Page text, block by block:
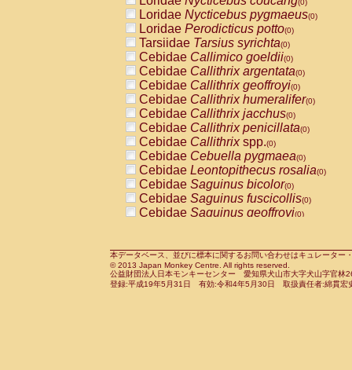
PitheciidaeCacajao calvus
PitheciidaeCallicebus cupreus
PitheciidaeCallicebus donacophilus
PitheciidaeCallicebus moloch
PitheciidaeCallicebus torquatus
PitheciidaeCallicebusspp.(0)
PitheciidaeChiropotes satanas(0)
PitheciidaePithecia monachus
PitheciidaePithecia pithecia(0)
CercopithecidaeCercocebus agilis
CercopithecidaeCercocebus
CercopithecidaeCercocebus
CercopithecidaeCercocebus
CercopithecidaeCercocebus
CercopithecidaeCercocebushybrid
CercopithecidaePapio anubis(0)
CercopithecidaePapio cynocephalus
CercopithecidaePapio hamadryas(0)
(0)
Loridae Nycticebus pygmaeus(0)
Loridae Perodicticus potto(0)
Tarsiidae Tarsius syrichta(0)
Cebidae Callimico goeldii(0)
Cebidae Callithrix argentata(0)
Cebidae Callithrix geoffroyi(0)
Cebidae Callithrix humeralifer(0)
Cebidae Callithrix jacchus(0)
Cebidae Callithrix penicillata(0)
Cebidae Callithrixspp.(0)
Cebidae Cebuella pygmaea(0)
Cebidae Leontopithecus rosalia(0)
Cebidae Saguinus bicolor(0)
Cebidae Saguinus fuscicollis(0)
Cebidae Saguinus geoffroyi(0)
CebidaeSaguinus leucopus(0)
CebidaeSaguinus midas(0)
Cebidae Saguinus mystax(0)
本データベース、並びに標本に関するお問い合わせはキュレータ
© 2013 Japan Monkey Centre. All rights reserved.
公益財団法人日本モンキーセンター 愛知県犬山市大字犬山字官
登録:平成19年5月31日 有効:令和4年5月30日 取扱責任者:綿貫宏